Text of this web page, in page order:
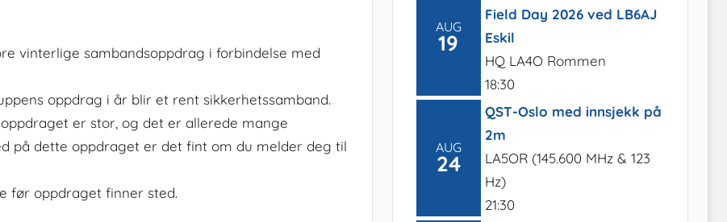
vinterlige sambandsoppdrag i forbindelse med
oppdrag i år blir et rent sikkerhetssamband.
er stor, og det er allerede mange
på dette oppdraget er det fint om du melder deg til
før oppdraget finner sted.
AUG
19
Field Day 2026 ved LB6AJ
Eskil
HQ LA4O Rommen
18:30
AUG
24
QST-Oslo med innsjekk på
2m
LA5OR (145.600 MHz & 123
Hz)
21:30